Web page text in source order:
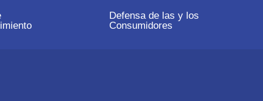
Defensa de las y los
Consumidores